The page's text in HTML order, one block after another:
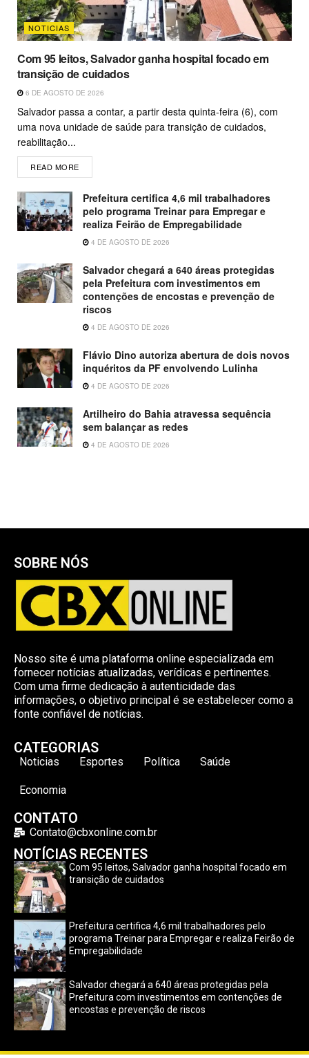
NOTICIAS
Com 95 leitos, Salvador ganha hospital focado em
transição de cuidados
6 DE AGOSTO DE 2026
Salvador passa a contar, a partir desta quinta-feira (6), com
uma nova unidade de saúde para transição de cuidados,
reabilitação...
READ MORE
Prefeitura certifica 4,6 mil trabalhadores
pelo programa Treinar para Empregar e
realiza Feirão de Empregabilidade
4 DE AGOSTO DE 2026
Salvador chegará a 640 áreas protegidas
pela Prefeitura com investimentos em
contenções de encostas e prevenção de
riscos
4 DE AGOSTO DE 2026
Flávio Dino autoriza abertura de dois novos
inquéritos da PF envolvendo Lulinha
4 DE AGOSTO DE 2026
Artilheiro do Bahia atravessa sequência
sem balançar as redes
4 DE AGOSTO DE 2026
SOBRE NÓS
Nosso site é uma plataforma online especializada em
fornecer notícias atualizadas, verídicas e pertinentes.
Com uma firme dedicação à autenticidade das
informações, o objetivo principal é se estabelecer como a
fonte confiável de notícias.
CATEGORIAS
Noticias Esportes Política Saúde
Economia
CONTATO
Contato@cbxonline.com.br
NOTÍCIAS RECENTES
Com 95 leitos, Salvador ganha hospital focado em
transição de cuidados
Prefeitura certifica 4,6 mil trabalhadores pelo
programa Treinar para Empregar e realiza Feirão de
Empregabilidade
Salvador chegará a 640 áreas protegidas pela
Prefeitura com investimentos em contenções de
encostas e prevenção de riscos